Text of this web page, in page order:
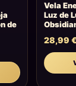
de
Vela
Luz de
28,99 €